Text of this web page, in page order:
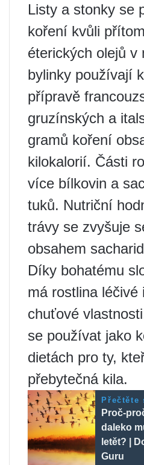
Listy a stonky se
koření kvůli
éterických olejů v
bylinky používají
přípravě
gruzínských a
gramů koření
kilokalorií. Části
více bílkovin a
tuků. Nutriční
trávy se zvyšuje
obsahem
Díky bohatému
má rostlina léčivé
chuťové
se používat jako
dietách pro ty,
přebytečná kila.
Přečtěte
Proč-
daleko
letět? |
Guru